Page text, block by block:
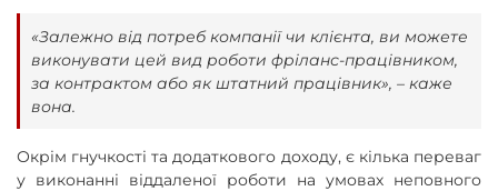
«Залежно від потреб компанії чи клієнта, ви можете
виконувати цей вид роботи фріланс-працівником,
за контрактом або як штатний працівник», – каже
вона.
Окрім гнучкості та додаткового доходу, є кілька переваг
у виконанні віддаленої роботи на умовах неповного